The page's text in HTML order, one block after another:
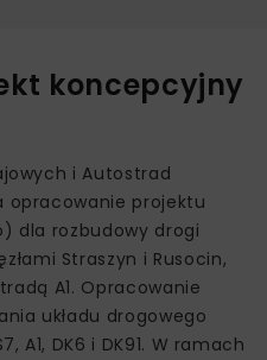
koncepcyjny
i Autostrad
opracowanie projektu
dla rozbudowy drogi
Straszyn i Rusocin,
A1. Opracowanie
układu drogowego
A1, DK6 i DK91. W ramach